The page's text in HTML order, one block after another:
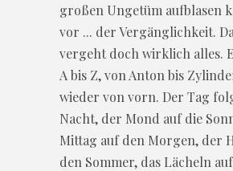
großen Ungetüm aufblasen
vor ... der Vergänglichkeit.
vergeht doch wirklich alles.
A bis Z, von Anton bis
wieder von vorn. Der Tag
Nacht, der Mond auf die
Mittag auf den Morgen, der
den Sommer, das Lächeln